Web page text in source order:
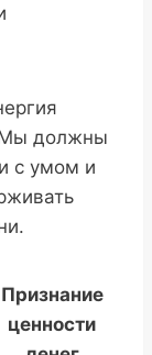
Мы должны
с умом и
Признание
ценности